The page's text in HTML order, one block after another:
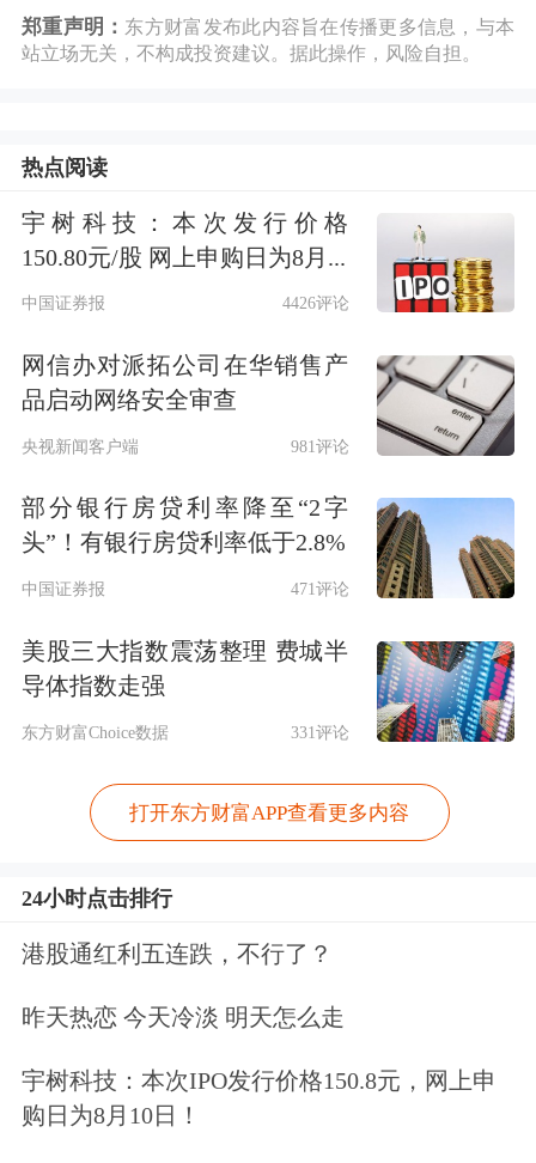
乌沙科夫还指出，乌方已拒绝继续伊斯
坦布尔进程，目前只有俄美在进行关于
与俄罗斯进行接触，因此俄罗斯未同欧
洲进行谈判，但俄方愿意与之谈判，对
讨论所有问题持开放立场。
深夜在社交媒体发文说，
停战没有简单
的解决方案，领土、俄罗斯被冻结资产
关重要”。
在解决俄乌问题上，泽连斯基表示，重
要的是“一切做到公平和公开”，“不背
着乌克兰搞诡计”，“不在没有乌克兰参
与的情况下做出任何事关乌克兰和乌克
兰未来的决定”。
表示，乌方无法代替欧洲领导人发表意
见，但他认为欧洲领导人可以对乌方观
点给予支持。
关于安全保障，乌方期待美国、欧洲和
其他国家领导人提供强有力的安全保
郑重声明： 东方财富发布此内容旨在传播更多信息，与本
站立场无关，不构成投资建议。据此操作，风险自担。
热点阅读
宇树科技：本次发行价格
150.80元/股 网上申购日为8月...
中国证券报 4426评论
网信办对派拓公司在华销售产
品启动网络安全审查
央视新闻客户端 981评论
部分银行房贷利率降至“2字
头”！有银行房贷利率低于2.8%
中国证券报 471评论
美股三大指数震荡整理 费城半
导体指数走强
东方财富Choice数据 331评论
打开东方财富APP查看更多内容
24小时点击排行
港股通红利五连跌，不行了？
昨天热恋 今天冷淡 明天怎么走
宇树科技：本次IPO发行价格150.8元，网上申
购日为8月10日！